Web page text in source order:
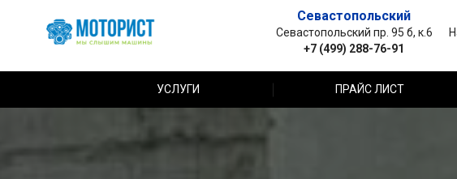
Севастопольский
Севастопольский пр. 95 б, к.6
+7 (499) 288-76-91
УСЛУГИ ПРАЙС ЛИСТ